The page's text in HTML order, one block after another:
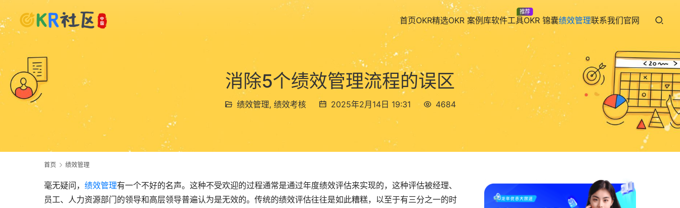
首页OKR精选OKR 案例库软件工具
推荐
OKR 锦囊绩效管理联系我们官网
消除5个绩效管理流程的误区
绩效管理, 绩效考核 2025年2月14日 19:31 4684
首页 绩效管理
毫无疑问， 绩效管理有一个不好的名声。这种不受欢迎的过程通常是通过年度绩效评估来实现的，这种评估被经理、
员工、人力资源部门的领导和高层领导普遍认为是无效的。传统的绩效评估往往是如此糟糕，以至于有三分之一的时